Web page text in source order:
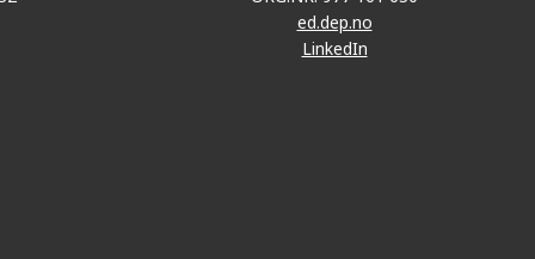
ed.dep.no
LinkedIn